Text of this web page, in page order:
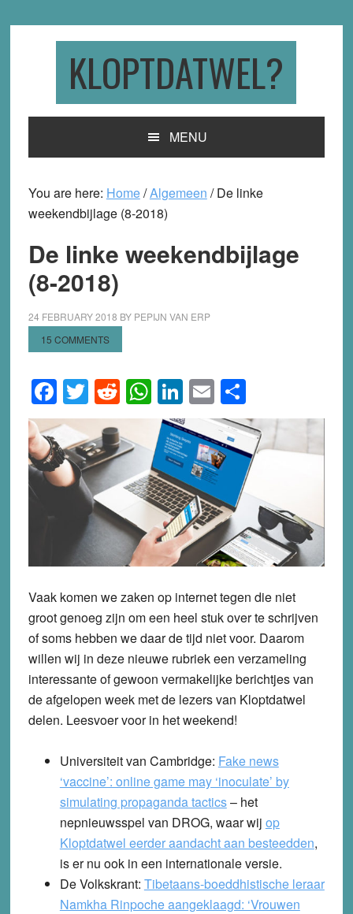
KLOPTDATWEL?
MENU
You are here: Home/Algemeen /De linke
weekendbijlage (8-2018)
De linke weekendbijlage
(8-2018)
24 FEBRUARY 2018 BY PEPIJN VAN ERP
15 COMMENTS
Facebook
Twitter
Reddit
WhatsApp
LinkedIn
EmailShare
Vaak komen we zaken op internet tegen die niet
groot genoeg zijn om een heel stuk over te schrijven
of soms hebben we daar de tijd niet voor. Daarom
willen wij in deze nieuwe rubriek een verzameling
interessante of gewoon vermakelijke berichtjes van
de afgelopen week met de lezers van Kloptdatwel
delen. Leesvoer voor in het weekend!
Universiteit van Cambridge: Fake news
‘vaccine’: online game may ‘inoculate’ by
simulating propaganda tactics– het
nepnieuwsspel van DROG, waar wij op
Kloptdatwel eerder aandacht aan besteedden,
is er nu ook in een internationale versie.
De Volkskrant: Tibetaans-boeddhistische leraar
Namkha Rinpoche aangeklaagd: ‘Vrouwen